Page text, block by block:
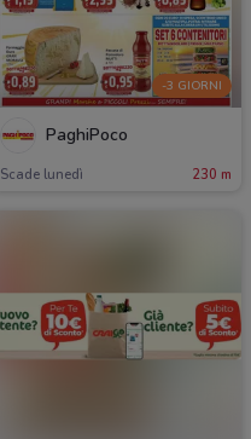
-3 GIORNI
PaghiPoco
Scade lunedì 230 m